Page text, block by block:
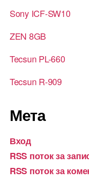
Sony ICF-SW10
ZEN 8GB
Tecsun PL-660
Tecsun R-909
Мета
Вход
RSS поток за
RSS поток за